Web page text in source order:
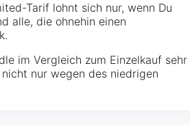
Tarif lohnt sich nur, wenn Du
alle, die ohnehin einen
im Vergleich zum Einzelkauf sehr
nur wegen des niedrigen